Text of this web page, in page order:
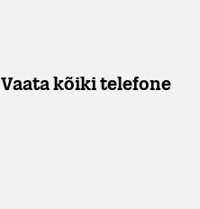
Vaata kõiki telefone